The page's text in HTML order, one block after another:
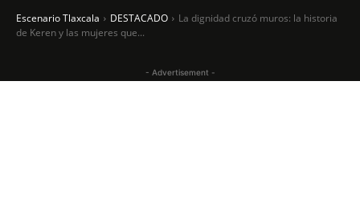
Escenario Tlaxcala DESTACADO
La dignidad cruzó muros: la historia
de Keren y las mujeres que...
- Advertisement -